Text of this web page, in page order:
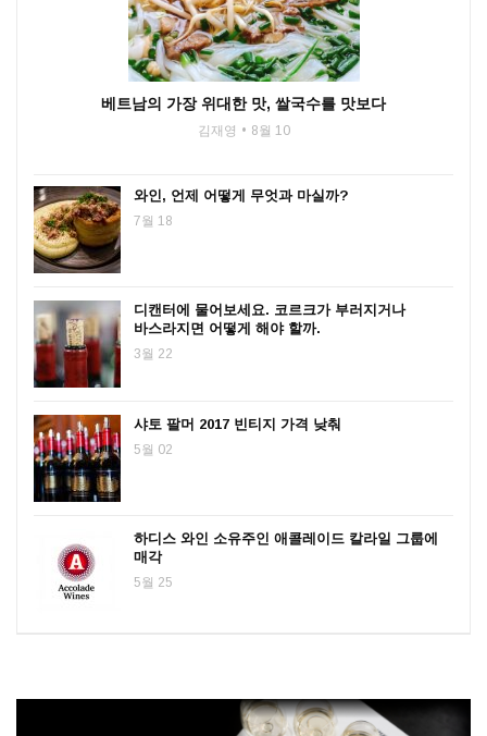
베트남의 가장 위대한 맛, 쌀국수를 맛보다
김재영 8월 10
와인, 언제 어떻게 무엇과 마실까?
7월 18
디캔터에 물어보세요. 코르크가 부러지거나
바스라지면 어떻게 해야 할까.
3월 22
샤토 팔머 2017 빈티지 가격 낮춰
5월 02
하디스 와인 소유주인 애콜레이드 칼라일 그룹에
매각
5월 25